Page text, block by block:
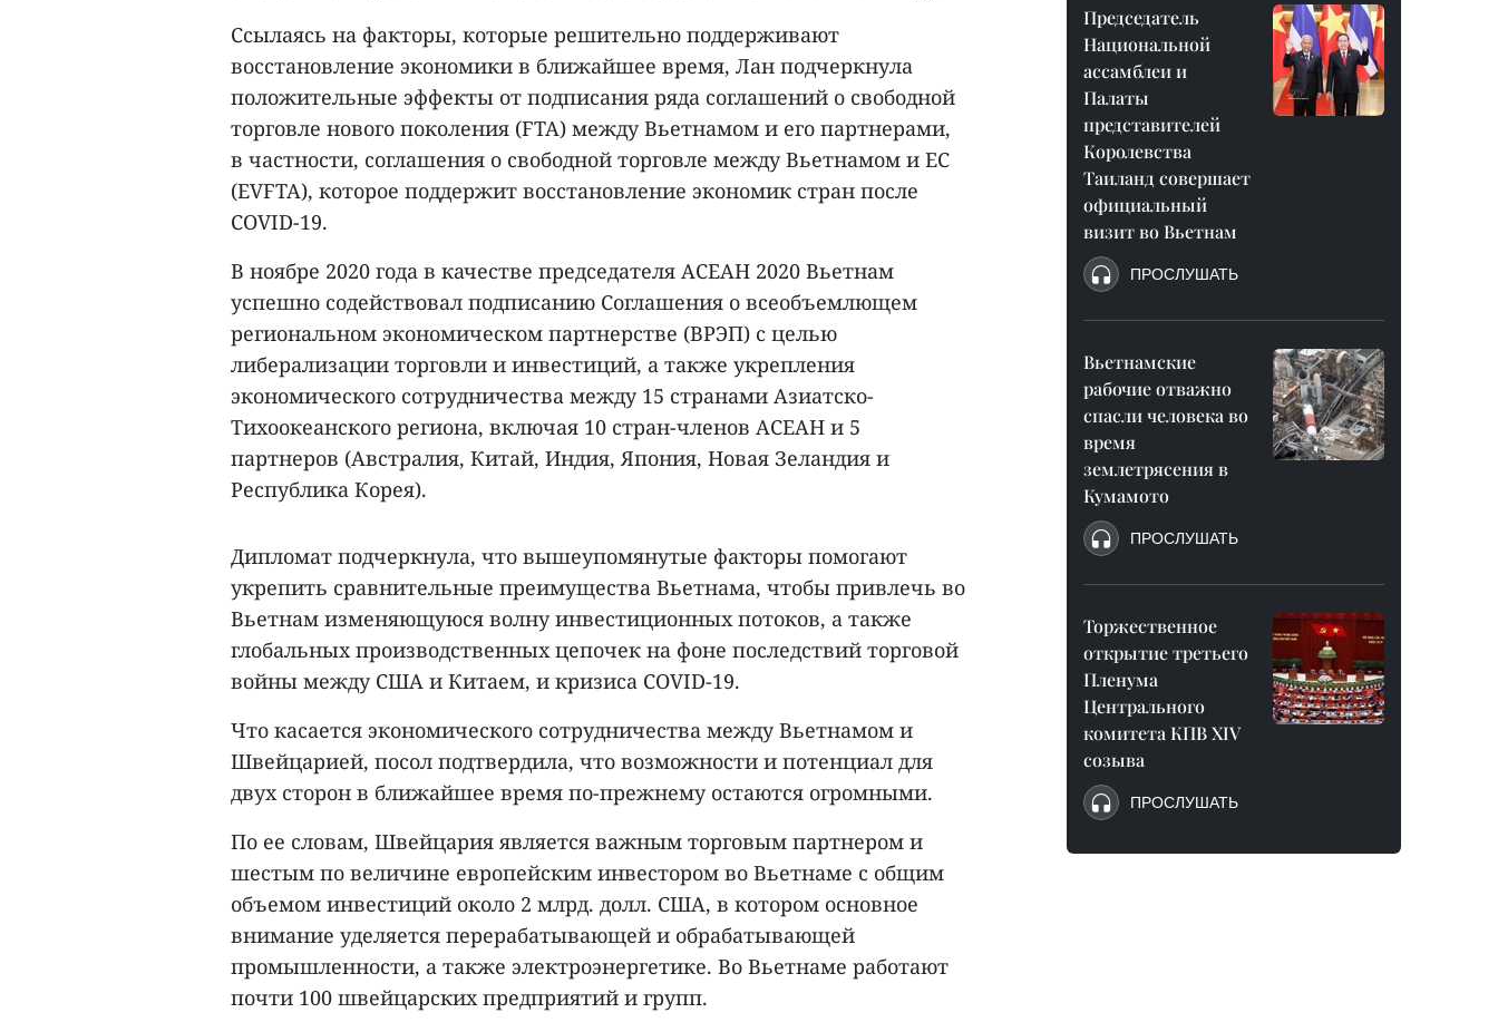
Ссылаясь на факторы, которые решительно поддерживают
восстановление экономики в ближайшее время, Лан подчеркнула
положительные эффекты от подписания ряда соглашений о свободной
торговле нового поколения (FTA) между Вьетнамом и его партнерами,
в частности, соглашения о свободной торговле между Вьетнамом и ЕС
(EVFTA), которое поддержит восстановление экономик стран после
COVID-19.
В ноябре 2020 года в качестве председателя АСЕАН 2020 Вьетнам
успешно содействовал подписанию Соглашения о всеобъемлющем
региональном экономическом партнерстве (ВРЭП) с целью
либерализации торговли и инвестиций, а также укрепления
экономического сотрудничества между 15 странами Азиатско-
Тихоокеанского региона, включая 10 стран-членов АСЕАН и 5
партнеров (Австралия, Китай, Индия, Япония, Новая Зеландия и
Республика Корея).
Дипломат подчеркнула, что вышеупомянутые факторы помогают
укрепить сравнительные преимущества Вьетнама, чтобы привлечь во
Вьетнам изменяющуюся волну инвестиционных потоков, а также
глобальных производственных цепочек на фоне последствий торговой
войны между США и Китаем, и кризиса COVID-19.
Что касается экономического сотрудничества между Вьетнамом и
Швейцарией, посол подтвердила, что возможности и потенциал для
двух сторон в ближайшее время по-прежнему остаются огромными.
По ее словам, Швейцария является важным торговым партнером и
шестым по величине европейским инвестором во Вьетнаме с общим
объемом инвестиций около 2 млрд. долл. США, в котором основное
внимание уделяется перерабатывающей и обрабатывающей
промышленности, а также электроэнергетике. Во Вьетнаме работают
почти 100 швейцарских предприятий и групп.
Председатель
Национальной
ассамблеи и
Палаты
представителей
Королевства
Таиланд совершает
официальный
визит во Вьетнам
ПРОСЛУШАТЬ
Вьетнамские
рабочие отважно
спасли человека во
время
землетрясения в
Кумамото
ПРОСЛУШАТЬ
Торжественное
открытие третьего
Пленума
Центрального
комитета КПВ XIV
созыва
ПРОСЛУШАТЬ